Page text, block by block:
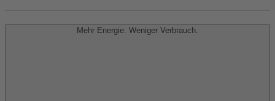
Mehr Energie. Weniger Verbrauch.